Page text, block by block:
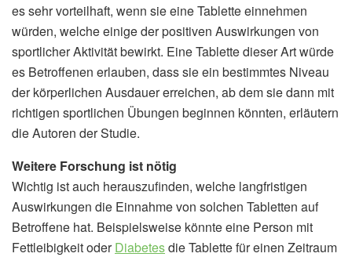
es sehr vorteilhaft, wenn sie eine Tablette einnehmen
würden, welche einige der positiven Auswirkungen von
sportlicher Aktivität bewirkt. Eine Tablette dieser Art würde
es Betroffenen erlauben, dass sie ein bestimmtes Niveau
der körperlichen Ausdauer erreichen, ab dem sie dann mit
richtigen sportlichen Übungen beginnen könnten, erläutern
die Autoren der Studie.
Weitere Forschung ist nötig
Wichtig ist auch herauszufinden, welche langfristigen
Auswirkungen die Einnahme von solchen Tabletten auf
Betroffene hat. Beispielsweise könnte eine Person mit
Fettleibigkeit oderDiabetesdie Tablette für einen Zeitraum